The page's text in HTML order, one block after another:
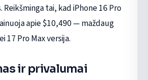
Reikšminga tai, kad iPhone 16 Pro
apie $10,490 — maždaug
17 Pro Max versija.
ir privalumai